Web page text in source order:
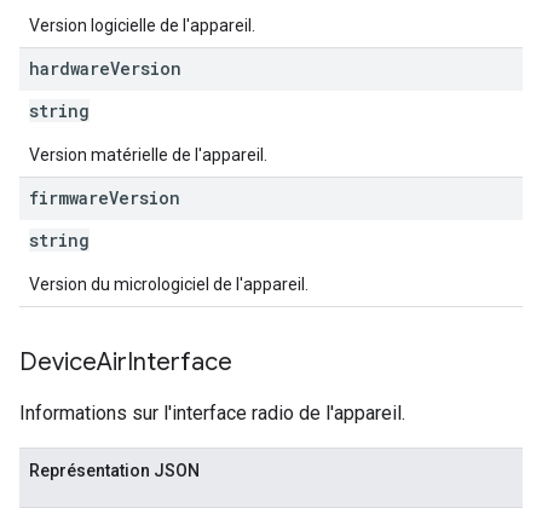
Version logicielle de l'appareil.
hardwareVersion
string
Version matérielle de l'appareil.
firmwareVersion
string
Version du micrologiciel de l'appareil.
DeviceAirInterface
Informations sur l'interface radio de l'appareil.
Représentation JSON